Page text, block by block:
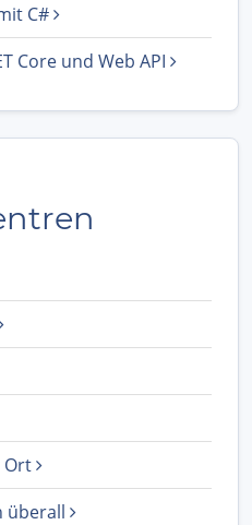
C#
Core und Web API
Ort
überall